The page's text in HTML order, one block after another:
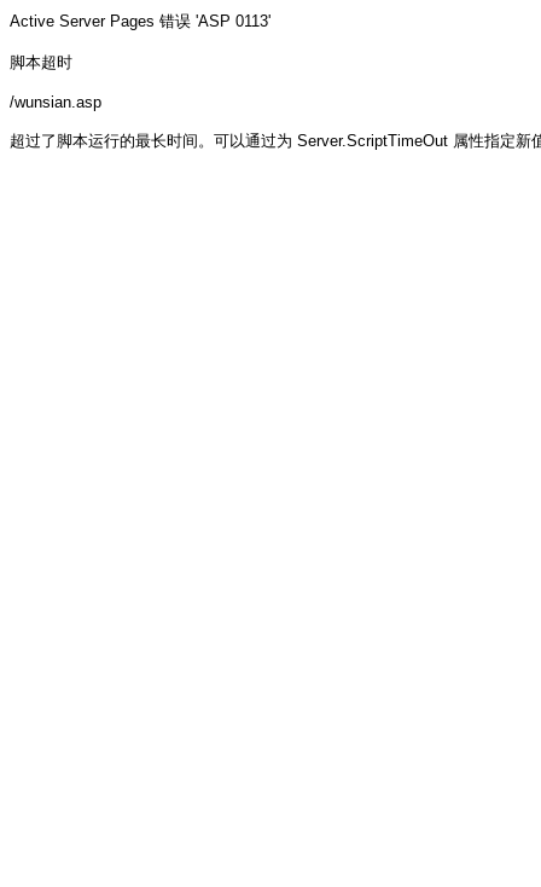
Active Server Pages 错误 'ASP 0113'
脚本超时
/wunsian.asp
超过了脚本运行的最长时间。可以通过为 Server.ScriptTimeOut 属性指定